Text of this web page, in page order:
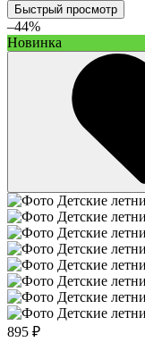
Быстрый просмотр
–44%
Новинка
895 ₽